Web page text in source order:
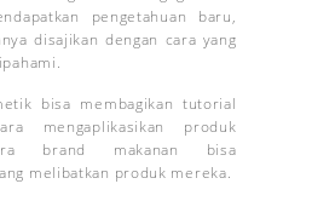
pengetahuan baru,
disajikan dengan cara yang
bisa membagikan tutorial
mengaplikasikan produk
brand makanan bisa
melibatkan produk mereka.